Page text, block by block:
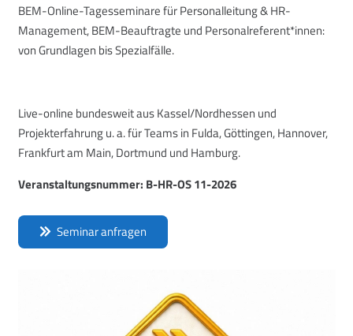
BEM-Online-Tagesseminare für Personalleitung & HR-
Management, BEM-Beauftragte und Personalreferent*innen:
von Grundlagen bis Spezialfälle.
Live-online bundesweit aus Kassel/Nordhessen und
Projekterfahrung u. a. für Teams in Fulda, Göttingen, Hannover,
Frankfurt am Main, Dortmund und Hamburg.
Veranstaltungsnummer: B-HR-OS 11-2026
Seminar anfragen